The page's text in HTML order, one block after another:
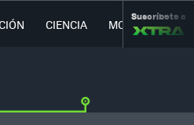
CIENCIA MOVILIDAD
Suscríbete a